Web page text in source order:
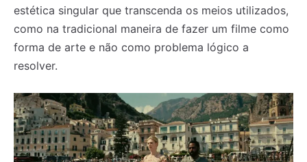
estética singular que transcenda os meios utilizados,
como na tradicional maneira de fazer um filme como
forma de arte e não como problema lógico a
resolver.